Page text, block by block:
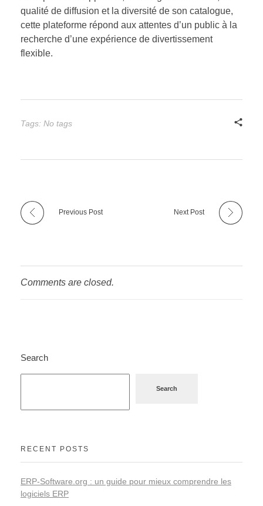
qualité de diffusion et la diversité de son catalogue,
cette plateforme répond aux attentes d’un public à la
recherche d’une expérience de divertissement
flexible.
Tags: No tags
Previous Post Next Post
Comments are closed.
Search
Search
RECENT POSTS
ERP-Software.org : un guide pour mieux comprendre les
logiciels ERP